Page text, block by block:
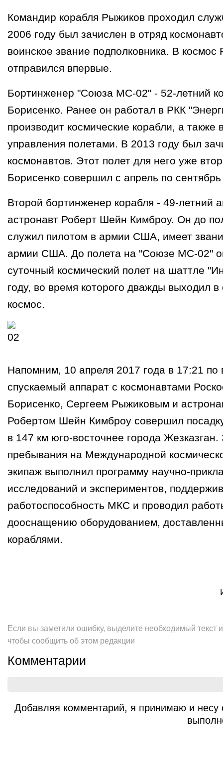
Командир корабля Рыжиков проходил
2006 году был зачислен в отряд
воинское звание подполковника. В
отправился впервые.
Бортинженер "Союза МС-02" - 52-летний
Борисенко. Ранее он работал в РКК
производит космические корабли, а также
управления полетами. В 2013 году был
космонавтов. Этот полет для него уже
Борисенко совершил с апрель по
Второй бортинженер корабля - 49-летний
астронавт Роберт Шейн Кимброу. Он до
служил пилотом в армии США, имеет
армии США. До полета на "Союзе МС-02"
суточный космический полет на шаттле
году, во время которого дважды выходил
Напомним, 10 апреля 2017 года в 17:21
спускаемый аппарат с космонавтами
Борисенко, Сергеем Рыжиковым и
Робертом Шейн Кимброу совершил
в 147 км юго-восточнее города
пребывания на Международной
экипаж выполнил программу научно-
исследований и экспериментов,
работоспособность МКС и проводил
дооснащению оборудованием,
кораблями.
Если вы заметили ошибку, выделите необходимый текст
Комментарии
Добавляя комментарий, я принимаю и несу